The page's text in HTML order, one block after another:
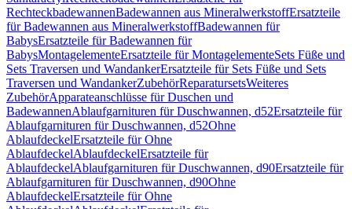
RechteckbadewannenBadewannen aus MineralwerkstoffErsatzteile
für Badewannen aus MineralwerkstoffBadewannen für
BabysErsatzteile für Badewannen für
BabysMontagelementeErsatzteile für MontagelementeSets Füße und
Sets Traversen und WandankerErsatzteile für Sets Füße und Sets
Traversen und WandankerZubehörReparatursetsWeiteres
ZubehörApparateanschlüsse für Duschen und
BadewannenAblaufgarnituren für Duschwannen, d52Ersatzteile für
Ablaufgarnituren für Duschwannen, d52Ohne
AblaufdeckelErsatzteile für Ohne
AblaufdeckelAblaufdeckelErsatzteile für
AblaufdeckelAblaufgarnituren für Duschwannen, d90Ersatzteile für
Ablaufgarnituren für Duschwannen, d90Ohne
AblaufdeckelErsatzteile für Ohne